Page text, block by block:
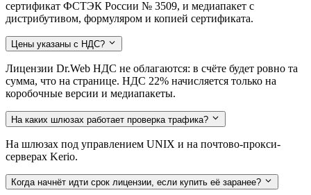
сертификат ФСТЭК России № 3509, и медиапакет с
дистрибутивом, формуляром и копией сертификата.
Цены указаны с НДС?
Лицензии Dr.Web НДС не облагаются: в счёте будет ровно та
сумма, что на странице. НДС 22% начисляется только на
коробочные версии и медиапакеты.
На каких шлюзах работает проверка трафика?
На шлюзах под управлением UNIX и на почтово-прокси-
серверах Kerio.
Когда начнёт идти срок лицензии, если купить её заранее?